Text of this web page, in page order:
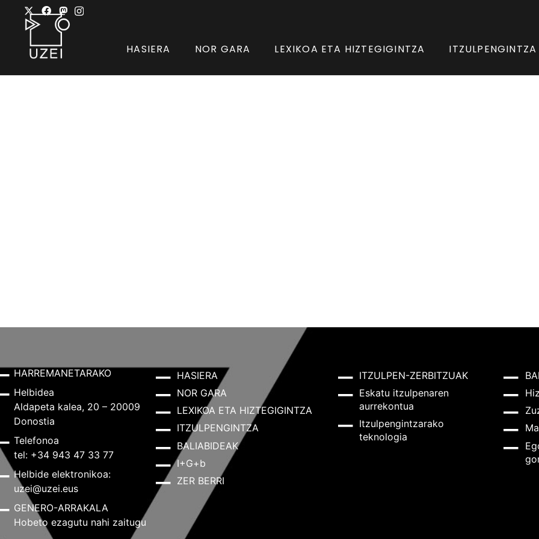
HASIERA NOR GARA LEXIKOA ETA HIZTEGIGINTZA ITZULPENGINTZA
HARREMANETARAKO
Helbidea
Aldapeta kalea, 20 – 20009
Donostia
Telefonoa
tel: +34 943 47 33 77
Helbide elektronikoa:
uzei@uzei.eus
GENERO-ARRAKALA
Hobeto ezagutu nahi zaitugu
HASIERA
NOR GARA
LEXIKOA ETA HIZTEGIGINTZA
ITZULPENGINTZA
BALIABIDEAK
I+G+b
ZER BERRI
ITZULPEN-ZERBITZUAK
Eskatu itzulpenaren
aurrekontua
Itzulpengintzarako
teknologia